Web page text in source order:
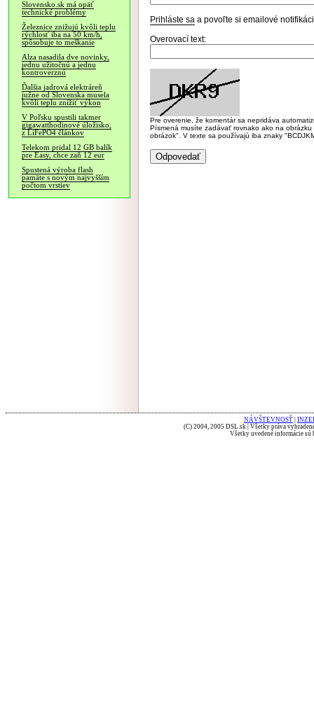
Slovensko.sk má opäť
technické problémy
Železnice znižujú kvôli teplu
rýchlosť iba na 50 km/h,
spôsobuje to meškanie
Alza nasadila dve novinky,
jednu užitočnú a jednu
kontroverznú
Ďalšia jadrová elektráreň
južne od Slovenska musela
kvôli teplu znížiť výkon
V Poľsku spustili takmer
gigawatthodinové úložisko,
z LiFePO4 článkov
Telekom pridal 12 GB balík
pre Easy, chce zaň 12 eur
Spustená výroba flash
pamäte s novým najvyšším
počtom vrstiev
Prihláste sa a povoľte si emailové
Overovací text:
Pre overenie, že komentár sa nepridáva
Písmená musíte zadávať rovnako ako na
obrázok". V texte sa používajú iba znaky
NÁVŠTEVNOSŤ
(C) 2004, 2005 DSL.sk | Všetky práva
Všetky uvedené informácie sú